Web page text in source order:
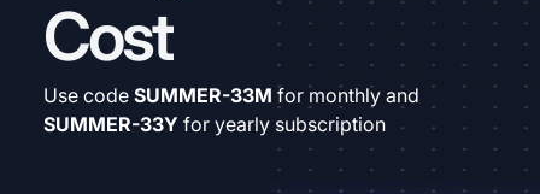
Cost
Use code SUMMER-33M for monthly and
SUMMER-33Y for yearly subscription